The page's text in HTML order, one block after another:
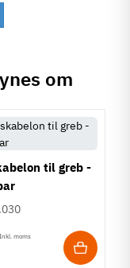
om
til greb -
Inkl. moms